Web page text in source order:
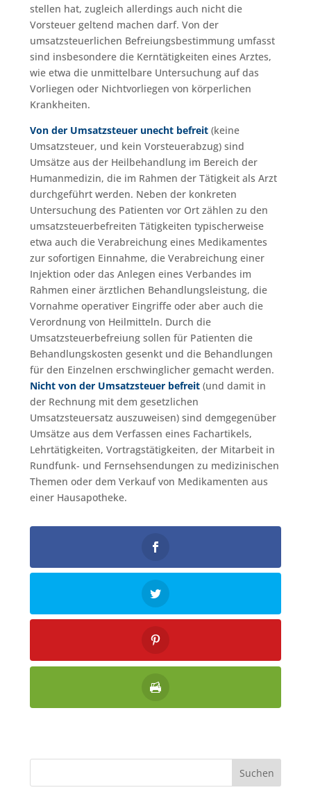
stellen hat, zugleich allerdings auch nicht die
Vorsteuer geltend machen darf. Von der
umsatzsteuerlichen Befreiungsbestimmung umfasst
sind insbesondere die Kerntätigkeiten eines Arztes,
wie etwa die unmittelbare Untersuchung auf das
Vorliegen oder Nichtvorliegen von körperlichen
Krankheiten.
Von der Umsatzsteuer unecht befreit(keine
Umsatzsteuer, und kein Vorsteuerabzug) sind
Umsätze aus der Heilbehandlung im Bereich der
Humanmedizin, die im Rahmen der Tätigkeit als Arzt
durchgeführt werden. Neben der konkreten
Untersuchung des Patienten vor Ort zählen zu den
umsatzsteuerbefreiten Tätigkeiten typischerweise
etwa auch die Verabreichung eines Medikamentes
zur sofortigen Einnahme, die Verabreichung einer
Injektion oder das Anlegen eines Verbandes im
Rahmen einer ärztlichen Behandlungsleistung, die
Vornahme operativer Eingriffe oder aber auch die
Verordnung von Heilmitteln. Durch die
Umsatzsteuerbefreiung sollen für Patienten die
Behandlungskosten gesenkt und die Behandlungen
für den Einzelnen erschwinglicher gemacht werden.
Nicht von der Umsatzsteuer befreit(und damit in
der Rechnung mit dem gesetzlichen
Umsatzsteuersatz auszuweisen) sind demgegenüber
Umsätze aus dem Verfassen eines Fachartikels,
Lehrtätigkeiten, Vortragstätigkeiten, der Mitarbeit in
Rundfunk- und Fernsehsendungen zu medizinischen
Themen oder dem Verkauf von Medikamenten aus
einer Hausapotheke.